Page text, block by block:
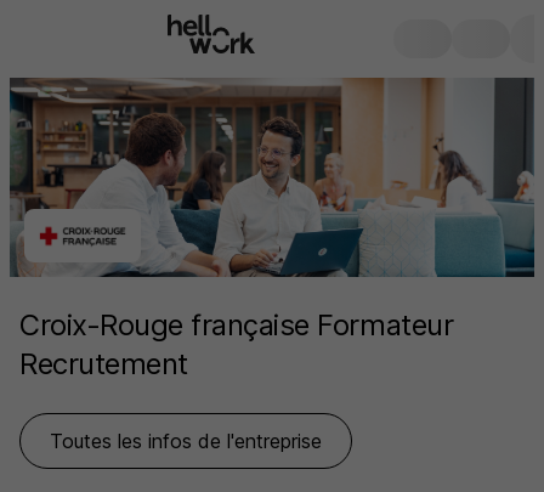
Croix-Rouge française Formateur
Recrutement
Toutes les infos de l'entreprise